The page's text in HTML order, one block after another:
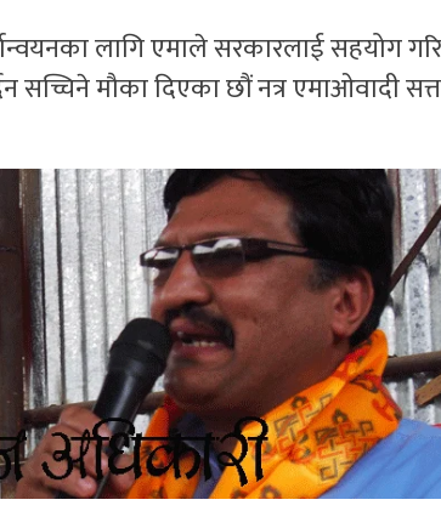
लागि एमाले सरकारलाई सहयोग
मौका दिएका छौं नत्र एमाओवादी